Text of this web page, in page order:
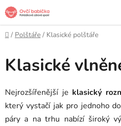
Přejít
na
obsah
Domů
/ Polštáře / Klasické polštáře
Klasické
Nejrozšířenější je klasický
který vystačí jak pro jednoho
páry a na trhu nabízí široký